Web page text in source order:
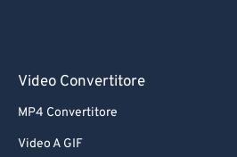
Video Convertitore
MP4 Convertitore
Video A GIF